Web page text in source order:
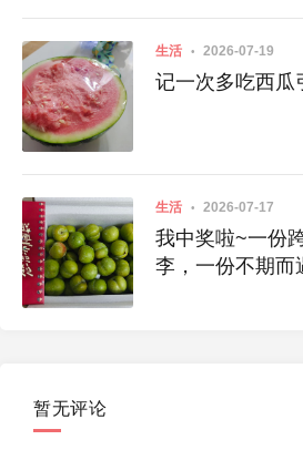
生活 2026-07-19
记一次多吃西瓜
生活 2026-07-17
我中奖啦~一份
李，一份不期而
暂无评论